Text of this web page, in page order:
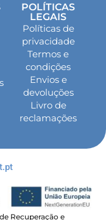
POLÍTICAS
LEGAIS
Políticas de
privacidade
Termos e
condições
Envios e
devoluções
Livro de
reclamações
Recuperação e